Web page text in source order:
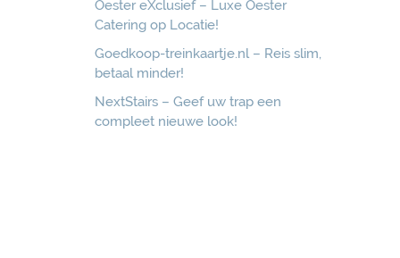
Oester eXclusief – Luxe Oester
Catering op Locatie!
Goedkoop-treinkaartje.nl – Reis slim,
betaal minder!
NextStairs – Geef uw trap een
compleet nieuwe look!